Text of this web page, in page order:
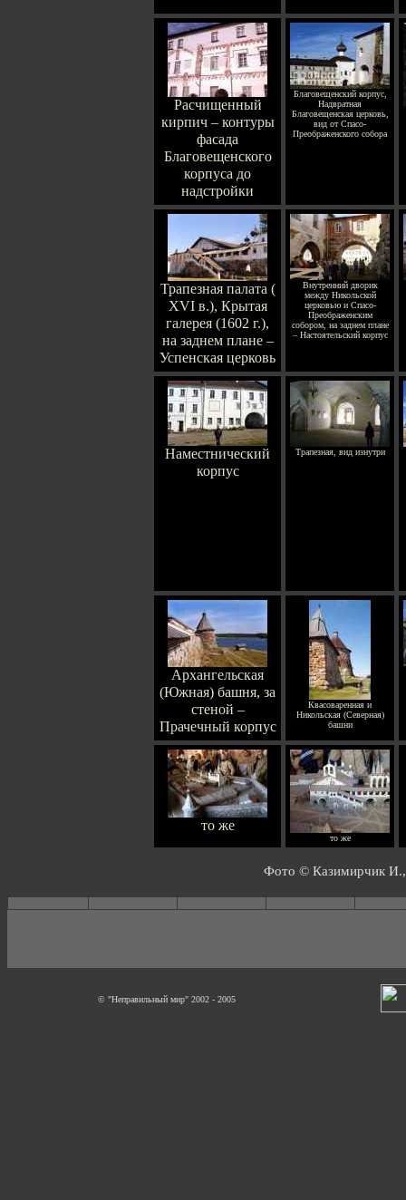
Расчищенный
кирпич – контуры
фасада
Благовещенского
корпуса до
надстройки
Благовещенский корпус,
Надвратная
Благовещенская церковь,
вид от Спасо-
Преображенского собора
Трапезная палата (
XVI в.), Крытая
галерея (1602 г.),
на заднем плане –
Успенская церковь
Внутренний дворик
между Никольской
церковью и Спасо-
Преображенским
собором, на заднем плане
– Настоятельский корпус
Наместнический
корпус
Трапезная, вид изнутри
Архангельская
(Южная) башня, за
стеной –
Прачечный корпус
Квасоваренная и
Никольская (Северная)
башни
то же
то же
Фото © Казимирчик
© "Неправильный мир" 2002 - 2005